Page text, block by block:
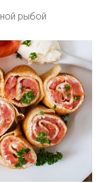
рыбой